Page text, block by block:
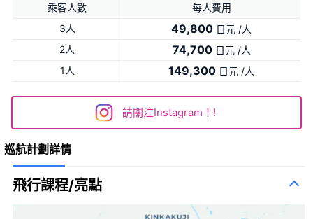
乘客人數
每人費用
3人
49,800 日元 /人
2人
74,700日元 /人
1人
149,300 日元 /人
請關注Instagram！!
巡航計劃詳情
飛行課程/亮點